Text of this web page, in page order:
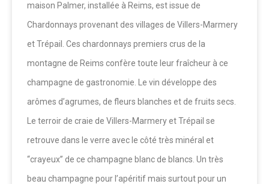
maison Palmer, installée à Reims, est issue de
Chardonnays provenant des villages de Villers-Marmery
et Trépail. Ces chardonnays premiers crus de la
montagne de Reims confère toute leur fraîcheur à ce
champagne de gastronomie. Le vin développe des
arômes d’agrumes, de fleurs blanches et de fruits secs.
Le terroir de craie de Villers-Marmery et Trépail se
retrouve dans le verre avec le côté très minéral et
“crayeux” de ce champagne blanc de blancs. Un très
beau champagne pour l’apéritif mais surtout pour un